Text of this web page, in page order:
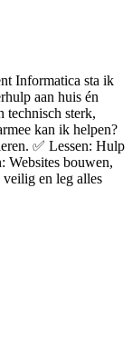
Informatica sta ik
aan huis én
technisch sterk,
kan ik helpen?
✅ Lessen: Hulp
Websites bouwen,
en leg alles